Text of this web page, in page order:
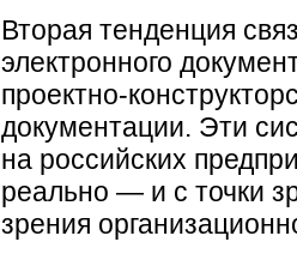
Вторая тенденция
электронного
проектно-
документации. Эти
на российских
реально — и с точки
зрения